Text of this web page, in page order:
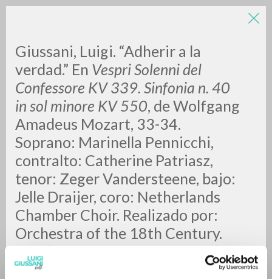
Giussani, Luigi. “Adherir a la
verdad.” En Vespri Solenni del
Confessore KV 339. Sinfonia n. 40
in sol minore KV 550, deWolfgang
Amadeus Mozart, 33-34.
Soprano: Marinella Pennicchi,
contralto: Catherine Patriasz,
tenor: Zeger Vandersteene, bajo:
Jelle Draijer, coro: Netherlands
Chamber Choir. Realizado por:
Orchestra of the 18th Century.
Conductor: Frans Brüggen. Spirto
Gentil, 36. [S.l.]: Philips, 2005.
ADVANCED SEARCH »
0RESULTS FOUND